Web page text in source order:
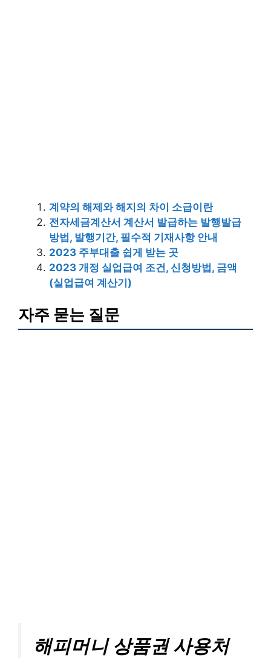
계약의 해제와 해지의 차이 소급이란
전자세금계산서 계산서 발급하는 발행발급
방법, 발행기간, 필수적 기재사항 안내
2023 주부대출 쉽게 받는 곳
2023 개정 실업급여 조건, 신청방법, 금액
(실업급여 계산기)
자주 묻는 질문
해피머니 상품권 사용처